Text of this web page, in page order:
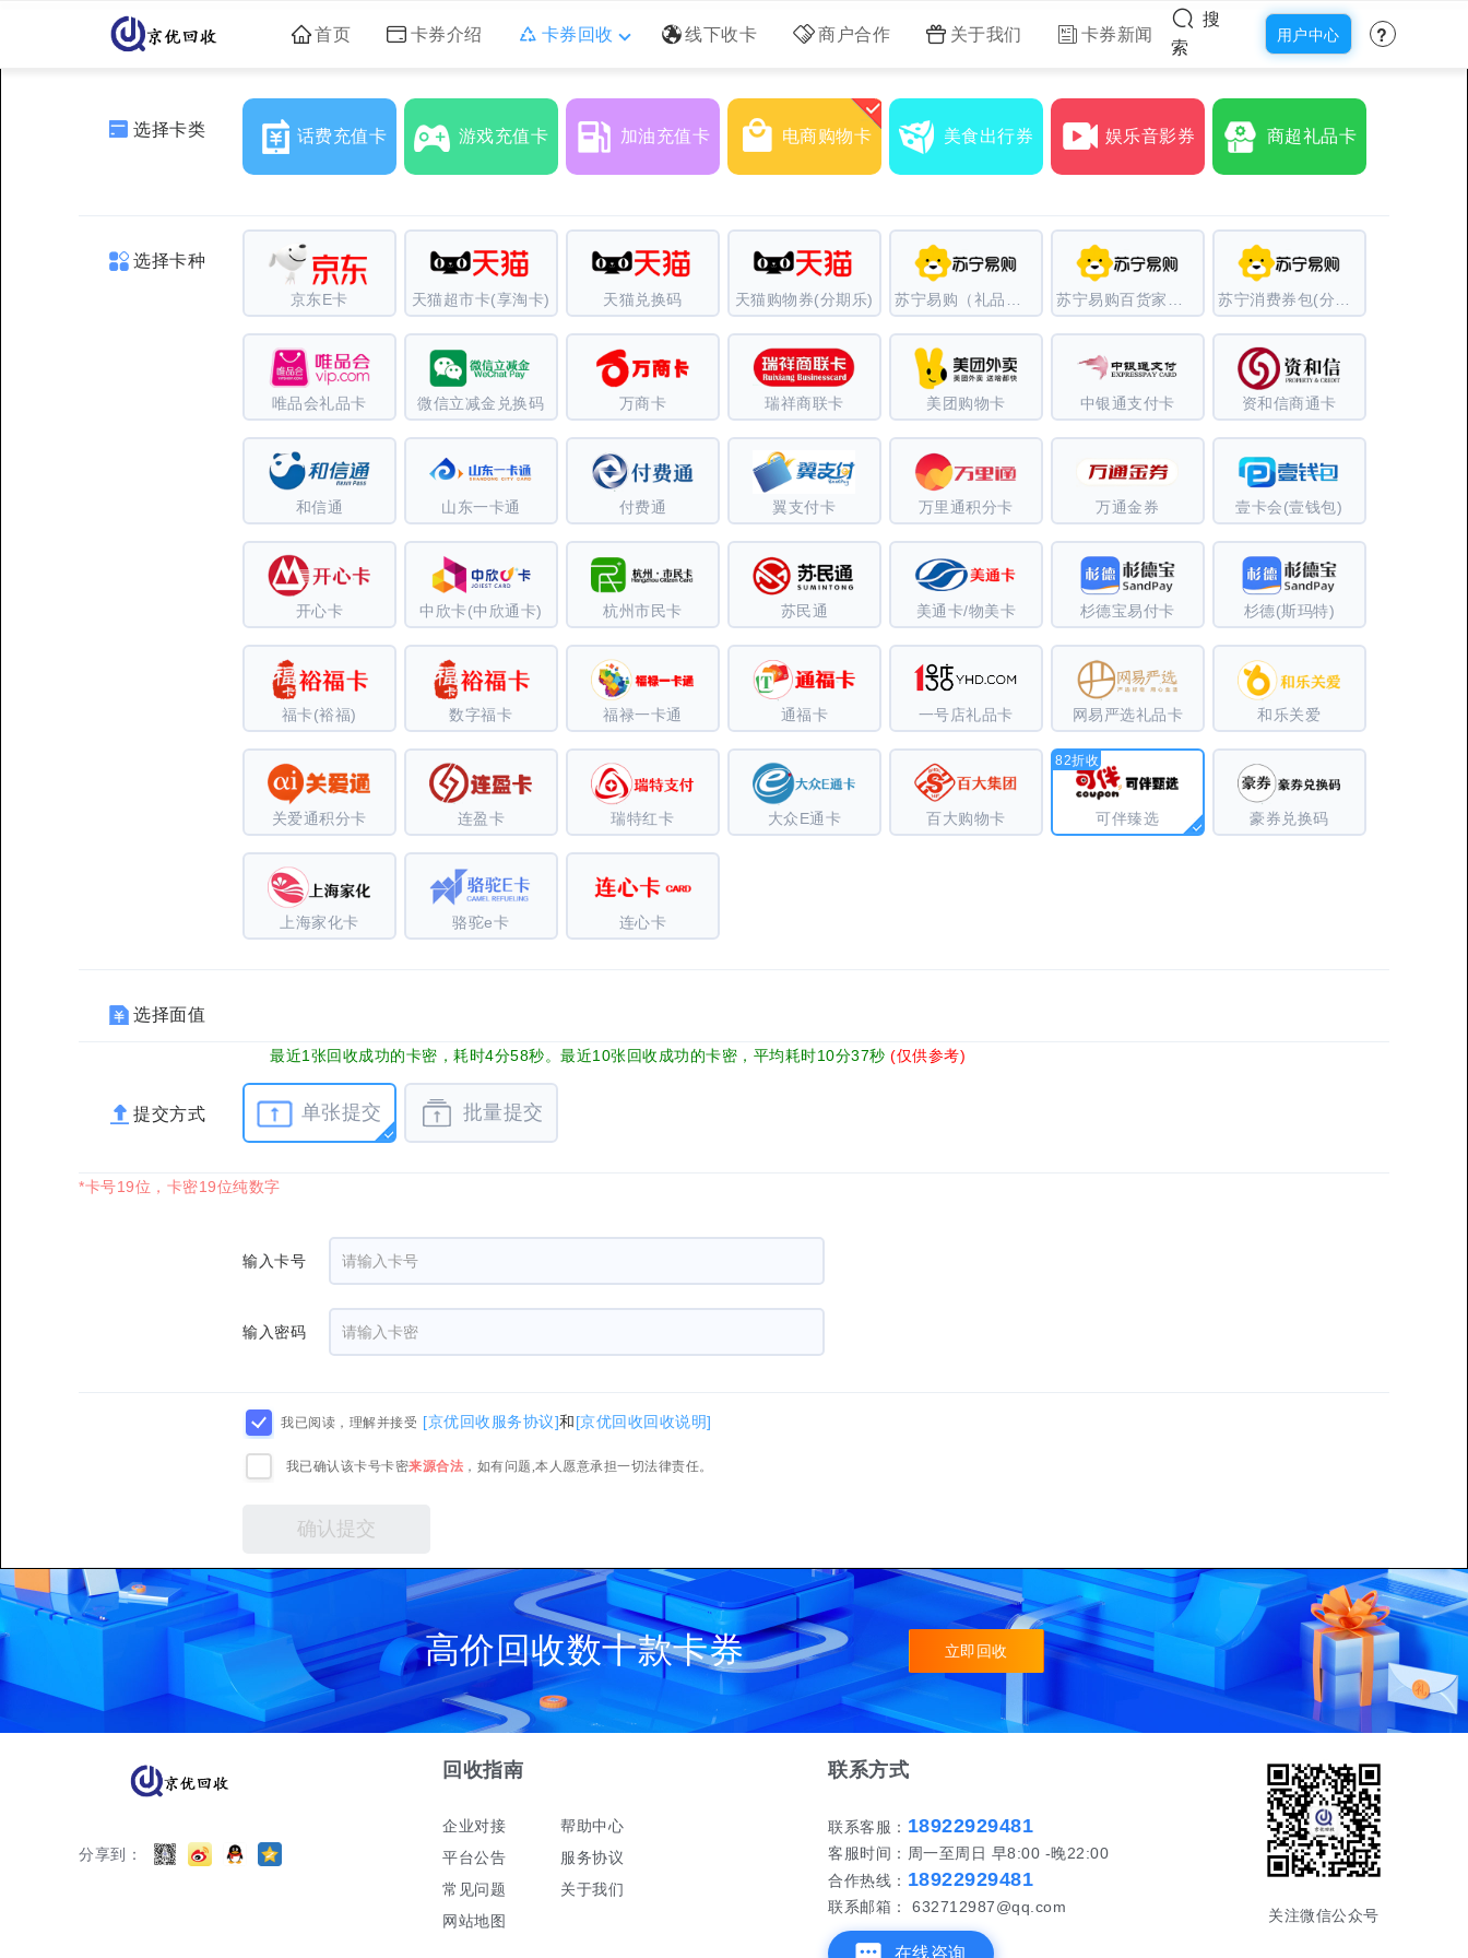
首页 卡券介绍 卡券回收 线下收卡 商户合作 关于我们 卡券新闻
搜
索
用户中心 ?
选择卡类 话费充值卡 游戏充值卡 加油充值卡 电商购物卡 美食出行券 娱乐音影券 商超礼品卡
选择卡种
京东E卡 天猫超市卡(享淘卡) 天猫兑换码 天猫购物券(分期乐)
唯品会礼品卡 微信立减金兑换码 万商卡 瑞祥商联卡 美团购物卡 中银通支付卡 资和信商通卡
和信通 山东一卡通 付费通 翼支付卡 万里通积分卡 万通金券 壹卡会(壹钱包)
开心卡 中欣卡(中欣通卡) 杭州市民卡 苏民通 美通卡/物美卡 杉德宝易付卡 杉德(斯玛特)
福卡(裕福) 数字福卡 福禄一卡通 通福卡 一号店礼品卡 网易严选礼品卡 和乐关爱
关爱通积分卡 连盈卡 瑞特红卡 大众E通卡 百大购物卡 可伴臻选
82折收
豪券兑换码
上海家化卡 骆驼e卡 连心卡
选择面值
最近1张回收成功的卡密，耗时4分58秒。最近10张回收成功的卡密，平均耗时10分37秒 (仅供参考)
提交方式 单张提交 批量提交
*卡号19位，卡密19位纯数字
输入卡号
输入密码
我已阅读，理解并接受 [京优回收服务协议]和[京优回收回收说明]
我已确认该卡号卡密来源合法 ，如有问题,本人愿意承担一切法律责任。
高价回收数十款卡券 立即回收
分享到：
回收指南
企业对接
平台公告
常见问题
网站地图
帮助中心
服务协议
关于我们
联系方式
联系客服： 18922929481
客服时间：周一至周日 早8:00 -晚22:00
合作热线： 18922929481
联系邮箱： 632712987@qq.com
在线咨询
关注微信公众号